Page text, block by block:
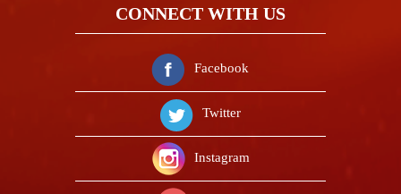
CONNECT WITH US
Facebook
Twitter
Instagram